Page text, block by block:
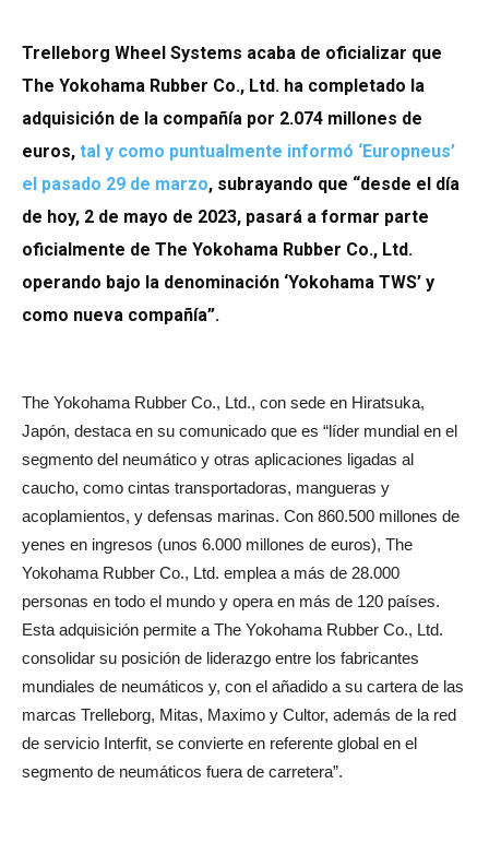
Trelleborg Wheel Systems acaba de oficializar que
The Yokohama Rubber Co., Ltd. ha completado la
adquisición de la compañía por 2.074 millones de
euros, tal y como puntualmente informó ‘Europneus’
el pasado 29 de marzo, subrayando que “desde el día
de hoy, 2 de mayo de 2023, pasará a formar parte
oficialmente de The Yokohama Rubber Co., Ltd.
operando bajo la denominación ‘Yokohama TWS’ y
como nueva compañía”.
The Yokohama Rubber Co., Ltd., con sede en Hiratsuka,
Japón, destaca en su comunicado que es “líder mundial en el
segmento del neumático y otras aplicaciones ligadas al
caucho, como cintas transportadoras, mangueras y
acoplamientos, y defensas marinas. Con 860.500 millones de
yenes en ingresos (unos 6.000 millones de euros), The
Yokohama Rubber Co., Ltd. emplea a más de 28.000
personas en todo el mundo y opera en más de 120 países.
Esta adquisición permite a The Yokohama Rubber Co., Ltd.
consolidar su posición de liderazgo entre los fabricantes
mundiales de neumáticos y, con el añadido a su cartera de las
marcas Trelleborg, Mitas, Maximo y Cultor, además de la red
de servicio Interfit, se convierte en referente global en el
segmento de neumáticos fuera de carretera”.